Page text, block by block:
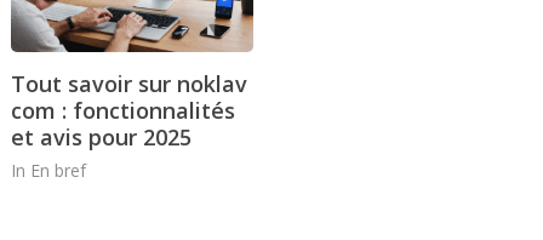
Tout savoir sur noklav
com : fonctionnalités
et avis pour 2025
In En bref